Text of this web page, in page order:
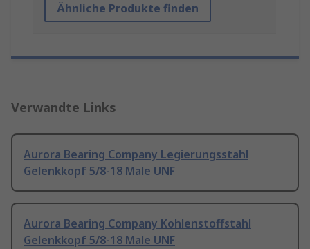
Ähnliche Produkte finden
Verwandte Links
Aurora Bearing Company Legierungsstahl
Gelenkkopf 5/8-18 Male UNF
Aurora Bearing Company Kohlenstoffstahl
Gelenkkopf 5/8-18 Male UNF